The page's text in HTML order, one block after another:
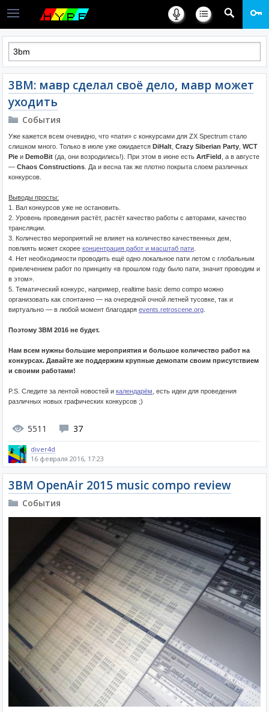
3BM: мавр сделал своё дело, мавр может
уходить
События
Уже кажется всем очевидно, что «пати» с конкурсами для ZX Spectrum стало
слишком много. Только в июле уже ожидается DiHalt Crazy Siberian Party WCT
Pie и DemoBit (да, они возродились!). При этом в июне есть ArtField , а в августе
— Chaos Constructions . Да и весна так же плотно покрыта слоем различных
конкурсов.
Выводы просты:
1. Вал конкурсов уже не остановить.
2. Уровень проведения растёт, растёт качество работы с авторами, качество
трансляции.
3. Количество мероприятий не влияет на количество качественных дем,
повлиять может скорее концентрация работ и масштаб пати
4. Нет необходимости проводить ещё одно локальное пати летом с глобальным
привлечением работ по принципу «в прошлом году было пати, значит проводим и
в этом».
5. Тематический конкурс, например, realtime basic demo compo можно
организовать как спонтанно — на очередной очной летней тусовке, так и
виртуально — в любой момент благодаря events.retroscene.org
Поэтому 3BM 2016 не будет.
Нам всем нужны большие мероприятия и большое количество работ на
конкурсах. Давайте же поддержим крупные демопати своим присутствием
и своими работами!
P.S. Следите за лентой новостей и календарём , есть идеи для проведения
различных новых графических конкурсов ;)
5511 37
diver4d
16 февраля 2016, 17:23
3BM OpenAir 2015 music compo review
События